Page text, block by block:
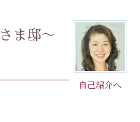
自己紹介へ
ま邸～